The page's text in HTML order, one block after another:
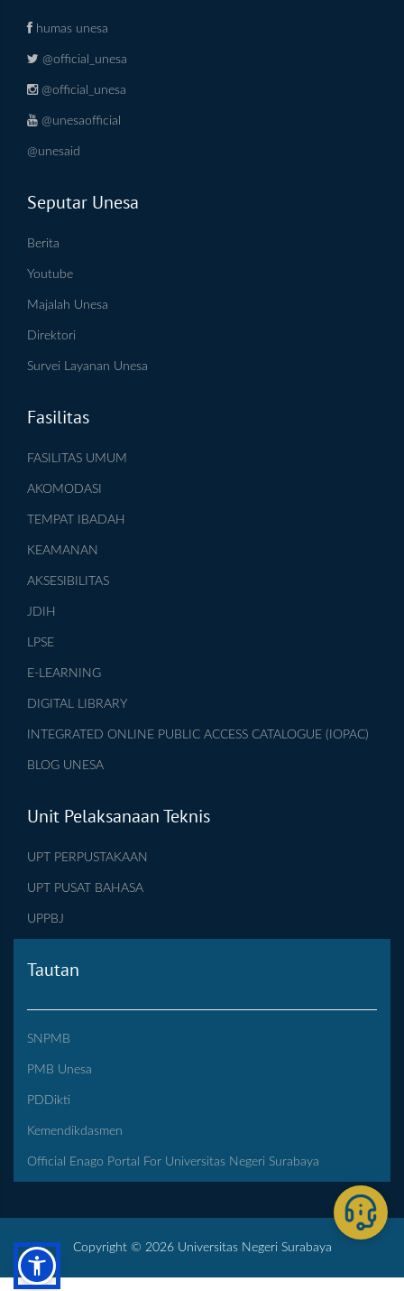
humas unesa
@official_unesa
@official_unesa
@unesaofficial
@unesaid
Seputar Unesa
Berita
Youtube
Majalah Unesa
Direktori
Survei Layanan Unesa
Fasilitas
FASILITAS UMUM
AKOMODASI
TEMPAT IBADAH
KEAMANAN
AKSESIBILITAS
JDIH
LPSE
E-LEARNING
DIGITAL LIBRARY
INTEGRATED ONLINE PUBLIC ACCESS CATALOGUE (IOPAC)
BLOG UNESA
Unit Pelaksanaan Teknis
UPT PERPUSTAKAAN
UPT PUSAT BAHASA
UPPBJ
Tautan
SNPMB
PMB Unesa
PDDikti
Kemendikdasmen
Official Enago Portal For Universitas Negeri Surabaya
Copyright © 2026 Universitas Negeri Surabaya